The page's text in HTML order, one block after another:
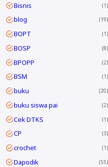
Bisnis 1
blog 19
BOPT 1
BOSP 8
BPOPP 2
BSM 1
buku 20
buku siswa pai 2
Cek DTKS 1
CP 3
crochet 1
Dapodik 55